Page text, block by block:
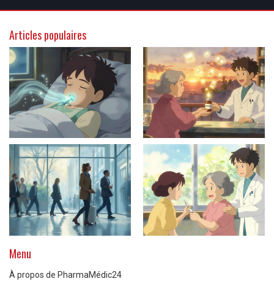
Articles populaires
Menu
À propos de PharmaMédic24